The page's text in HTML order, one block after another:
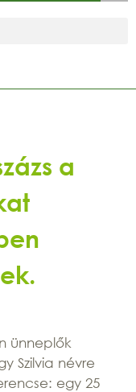
a
ünneplők
Szilvia névre
egy 25